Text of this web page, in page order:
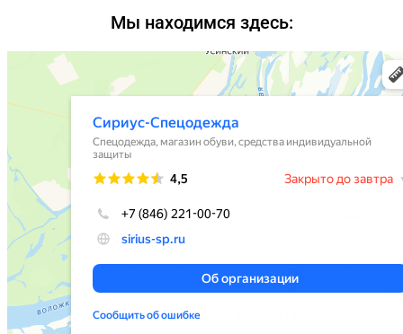
Мы находимся здесь: